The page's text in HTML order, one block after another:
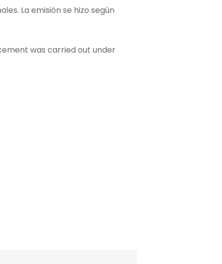
La emisión se hizo según
was carried out under